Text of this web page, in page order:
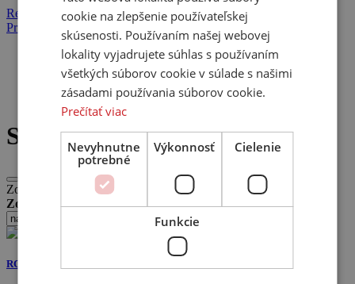
Registrácia
Prihlásenie
Domov
Produkty
Predzosilňovače
Stereo
Stereo
Zobrazujeme 1 - 12 produktov z 18
Zoradiť:
RC-1572MkII
cookie na zlepšenie používateľskej
skúsenosti. Používaním našej webovej
lokality vyjadrujete súhlas s používaním
všetkých súborov cookie v súlade s našimi
zásadami používania súborov cookie.
Prečítať viac
Nevyhnutne
potrebné
Výkonnosť Cielenie
Funkcie